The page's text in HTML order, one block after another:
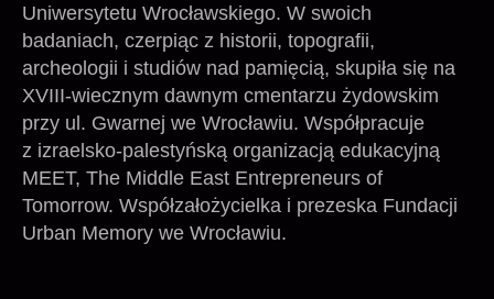
Uniwersytetu Wrocławskiego. W swoich
badaniach, czerpiąc z historii, topografii,
archeologii i studiów nad pamięcią, skupiła się na
XVIII-wiecznym dawnym cmentarzu żydowskim
przy ul. Gwarnej we Wrocławiu. Współpracuje
z izraelsko-palestyńską organizacją edukacyjną
MEET, The Middle East Entrepreneurs of
Tomorrow. Współzałożycielka i prezeska Fundacji
Urban Memory we Wrocławiu.